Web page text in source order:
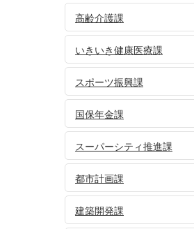
高齢介護課
いきいき健康医療課
スポーツ振興課
国保年金課
スーパーシティ推進課
都市計画課
建築開発課